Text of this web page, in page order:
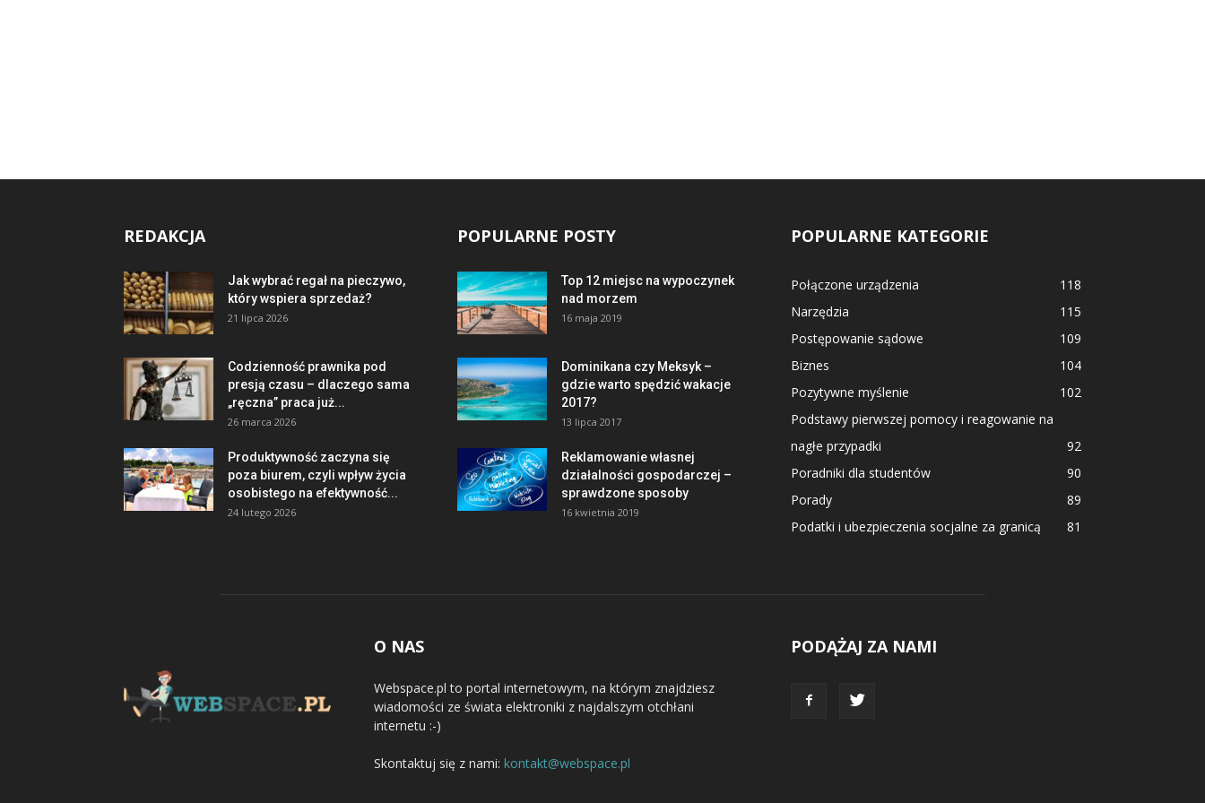
REDAKCJA
Jak wybrać regał na pieczywo,
który wspiera sprzedaż?
21 lipca 2026
Codzienność prawnika pod
presją czasu – dlaczego sama
„ręczna” praca już...
26 marca 2026
Produktywność zaczyna się
poza biurem, czyli wpływ życia
osobistego na efektywność...
24 lutego 2026
POPULARNE POSTY
Top 12 miejsc na wypoczynek
nad morzem
16 maja 2019
Dominikana czy Meksyk –
gdzie warto spędzić wakacje
2017?
13 lipca 2017
Reklamowanie własnej
działalności gospodarczej –
sprawdzone sposoby
16 kwietnia 2019
POPULARNE KATEGORIE
Połączone urządzenia
118
Narzędzia
115
Postępowanie sądowe
109
Biznes
104
Pozytywne myślenie
102
Podstawy pierwszej pomocy i reagowanie na
nagłe przypadki
92
Poradniki dla studentów
90
Porady
89
Podatki i ubezpieczenia socjalne za granicą
81
O NAS
Webspace.pl to portal internetowym, na którym znajdziesz
wiadomości ze świata elektroniki z najdalszym otchłani
internetu :-)
Skontaktuj się z nami: kontakt@webspace.pl
PODĄŻAJ ZA NAMI